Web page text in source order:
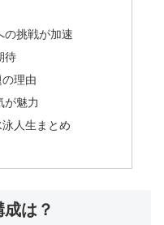
の挑戦が加速
待
理由
が魅力
人生まとめ
は？